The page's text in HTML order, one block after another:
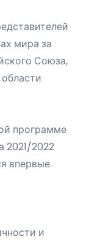
мира за
Союза,
программе
2021/2022
впервые.
и